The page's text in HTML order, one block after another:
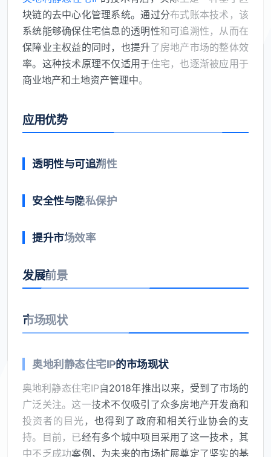
块链的去中心化管理系统。通过分布式账本技术，该
系统能够确保住宅信息的透明性和可追溯性，从而在
保障业主权益的同时，也提升了房地产市场的整体效
率。这种技术原理不仅适用于住宅，也逐渐被应用于
商业地产和土地资产管理中。
应用优势
透明性与可追溯性
安全性与隐私保护
提升市场效率
发展前景
市场现状
奥地利静态住宅IP的市场现状
奥地利静态住宅IP自2018年推出以来，受到了市场的
广泛关注。这一技术不仅吸引了众多房地产开发商和
投资者的目光，也得到了政府和相关行业协会的支
持。目前，已经有多个城中项目采用了这一技术，其
中不乏成功案例，为未来的市场扩展奠定了坚实的基